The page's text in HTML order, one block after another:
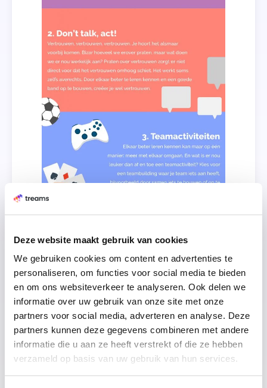
Deze website maakt gebruik van cookies
We gebruiken cookies om content en advertenties te
personaliseren, om functies voor social media te bieden
en om ons websiteverkeer te analyseren. Ook delen we
informatie over uw gebruik van onze site met onze
partners voor social media, adverteren en analyse. Deze
partners kunnen deze gegevens combineren met andere
informatie die u aan ze heeft verstrekt of die ze hebben
verzameld op basis van uw gebruik van hun services.